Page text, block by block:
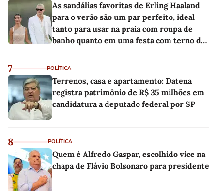
As sandálias favoritas de Erling Haaland
para o verão são um par perfeito, ideal
tanto para usar na praia com roupa de
banho quanto em uma festa com terno de
7 POLÍTICA
Terrenos, casa e apartamento: Datena
registra patrimônio de R$ 35 milhões em
candidatura a deputado federal por SP
8 POLÍTICA
Quem é Alfredo Gaspar, escolhido vice na
chapa de Flávio Bolsonaro para presidente